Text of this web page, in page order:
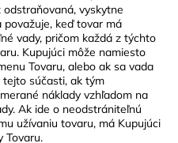
vyskytne
keď tovar má
vady, pričom každá z týchto
Kupujúci môže namiesto
Tovaru, alebo ak sa vada
tejto súčasti, ak tým
náklady vzhľadom na
Ak ide o neodstrániteľnú
užívaniu tovaru, má Kupujúci
Tovaru.